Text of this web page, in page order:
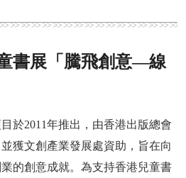
書展「騰飛創意—線
於2011年推出，由香港出版總會
獲文創產業發展處資助，旨在向
的創意成就。為支持香港兒童書